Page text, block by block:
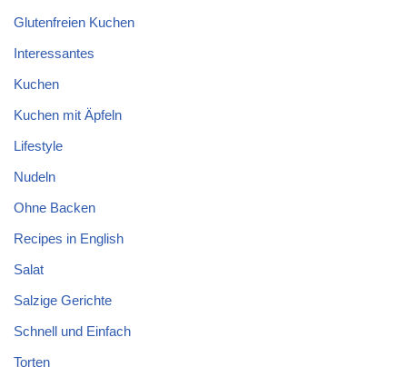
Glutenfreien Kuchen
Interessantes
Kuchen
Kuchen mit Äpfeln
Lifestyle
Nudeln
Ohne Backen
Recipes in English
Salat
Salzige Gerichte
Schnell und Einfach
Torten